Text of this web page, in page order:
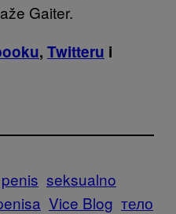
Gaiter.
, Twitteru i
penis seksualno
Vice Blog тело